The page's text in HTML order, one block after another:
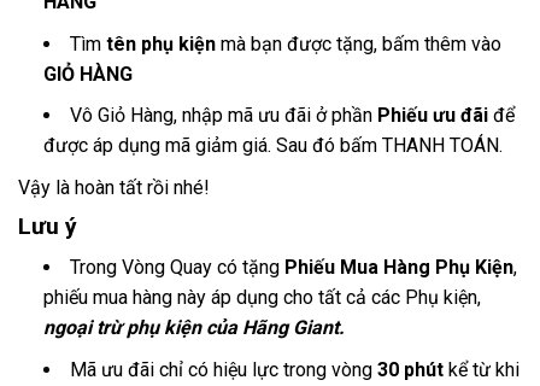
Tìm tên phụ kiệnmà bạn được tặng, bấm thêm vào
GIỎ HÀNG
Vô Giỏ Hàng, nhập mã ưu đãi ở phần Phiếu ưu đãiđể
được áp dụng mã giảm giá. Sau đó bấm THANH TOÁN.
Vậy là hoàn tất rồi nhé!
Lưu ý
Trong Vòng Quay có tặng Phiếu Mua Hàng Phụ Kiện,
phiếu mua hàng này áp dụng cho tất cả các Phụ kiện,
ngoại trừ phụ kiện của Hãng Giant.
Mã ưu đãi chỉ có hiệu lực trong vòng 30 phútkể từ khi